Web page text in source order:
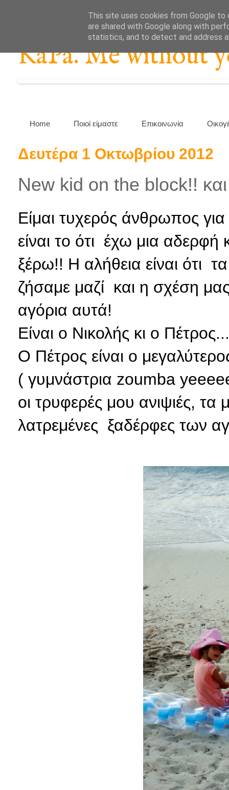
KaPa. Me without
Home Ποιοί είμαστε Επικοινωνία
Δευτέρα 1 Οκτωβρίου 2012
New kid on the block!!
Είμαι τυχερός άνθρωπος
είναι το ότι έχω μια
ξέρω!! Η αλήθεια είναι ότι
ζήσαμε μαζί και η σχέση
αγόρια αυτά!
Είναι ο Νικολής κι ο Πέτρος...
Ο Πέτρος είναι ο
( γυμνάστρια zoumba
οι τρυφερές μου ανιψιές, τα
λατρεμένες ξαδέρφες των
This site uses cookies from Google to
are shared with Google along with
statistics, and to detect and address